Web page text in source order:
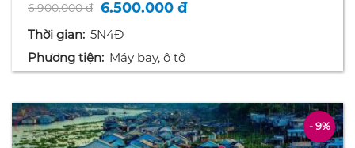
6.900.000 đ 6.500.000 đ
Thời gian: 5N4Đ
Phương tiện: Máy bay, ô tô
- 9%